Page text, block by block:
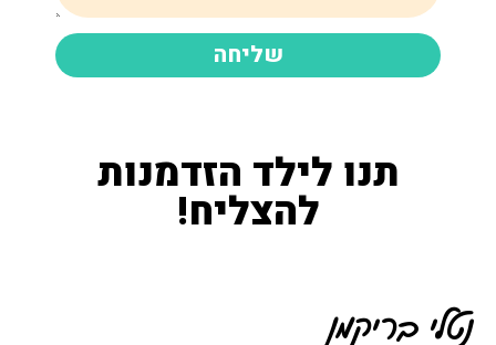
שליחה
תנו לילד הזדמנות
להצליח!
נטלי בריקמן